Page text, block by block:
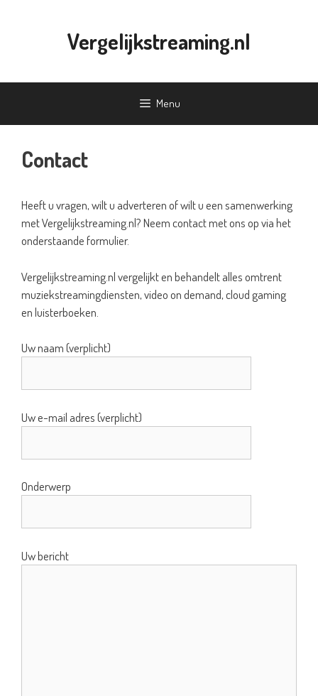
Vergelijkstreaming.nl
Menu
Contact
Heeft u vragen, wilt u adverteren of wilt u een samenwerking
met Vergelijkstreaming.nl? Neem contact met ons op via het
onderstaande formulier.
Vergelijkstreaming.nl vergelijkt en behandelt alles omtrent
muziekstreamingdiensten, video on demand, cloud gaming
en luisterboeken.
Uw naam (verplicht)
Uw e-mail adres (verplicht)
Onderwerp
Uw bericht